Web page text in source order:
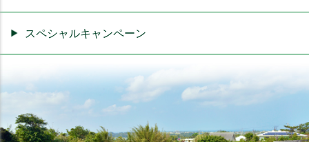
スペシャルキャンペーン